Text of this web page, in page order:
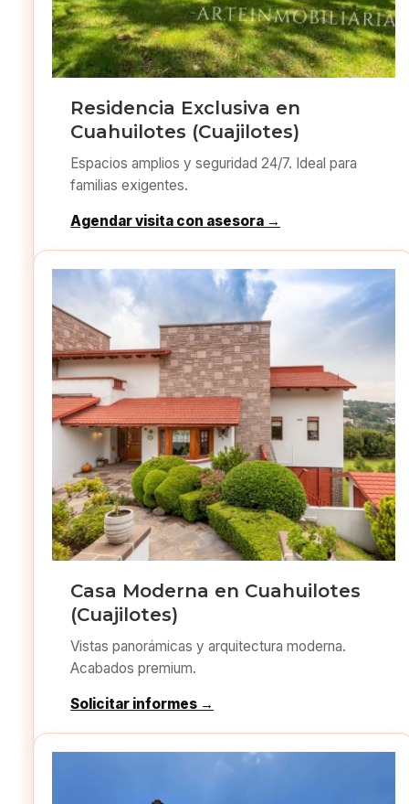
Residencia Exclusiva en
Cuahuilotes (Cuajilotes)
Espacios amplios y seguridad 24/7. Ideal para
familias exigentes.
Agendar visita con asesora →
Casa Moderna en Cuahuilotes
(Cuajilotes)
Vistas panorámicas y arquitectura moderna.
Acabados premium.
Solicitar informes →